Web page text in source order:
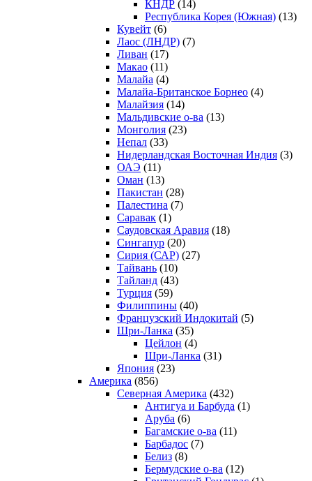
КНДР (14)
Республика Корея (Южная) (13)
Кувейт (6)
Лаос (ЛНДР) (7)
Ливан (17)
Макао (11)
Малайа (4)
Малайа-Британское Борнео (4)
Малайзия (14)
Мальдивские о-ва (13)
Монголия (23)
Непал (33)
Нидерландская Восточная Индия (3)
ОАЭ (11)
Оман (13)
Пакистан (28)
Палестина (7)
Саравак (1)
Саудовская Аравия (18)
Сингапур (20)
Сирия (САР) (27)
Тайвань (10)
Тайланд (43)
Турция (59)
Филиппины (40)
Французский Индокитай (5)
Шри-Ланка (35)
Цейлон (4)
Шри-Ланка (31)
Япония (23)
Америка (856)
Северная Америка (432)
Антигуа и Барбуда (1)
Аруба (6)
Багамские о-ва (11)
Барбадос (7)
Белиз (8)
Бермудские о-ва (12)